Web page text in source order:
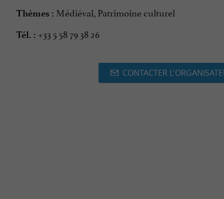
Thèmes : Médiéval, Patrimoine culturel
Tél. : +33 5 58 79 38 26
CONTACTER